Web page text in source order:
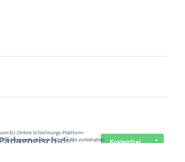
did… Kostenfrei
EU-Online-Schlichtungs-Plattform·
- Alle Rechte vorbehalten.